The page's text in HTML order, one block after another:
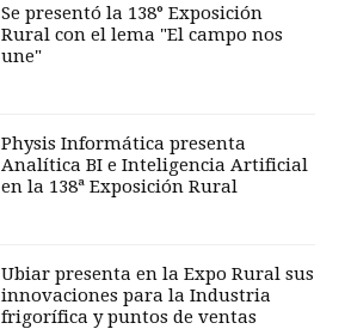
Se presentó la 138° Exposición
Rural con el lema "El campo nos
une"
Physis Informática presenta
Analítica BI e Inteligencia Artificial
en la 138ª Exposición Rural
Ubiar presenta en la Expo Rural sus
innovaciones para la Industria
frigorífica y puntos de ventas